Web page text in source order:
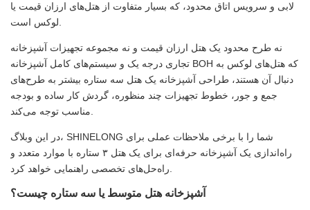
لابی و سرویس اتاق محدود، که بسیار متفاوت از هتل‌های ارزان قیمت یا
لوکس است.
نه طرح محدود یک هتل ارزان قیمت و نه مجموعه تجهیزات آشپزخانه
تجاری درجه یک و سیستم‌های کامل آشپزخانه BOH که هتل‌های لوکس به
دنبال آن هستند، طراحی آشپزخانه یک هتل سه ستاره بیشتر به طرح‌های
جمع و جور، خطوط تجهیزات چند منظوره، گردش کار ساده و بودجه
مناسب توجه می‌کند.
در این وبلاگ، SHINELONG شما را با برخی ملاحظات عملی برای
راه‌اندازی یک آشپزخانه حرفه‌ای برای یک هتل ۳ ستاره با موارد متعدد و
راه‌حل‌های تخصصی راهنمایی خواهد کرد.
آشپزخانه هتل متوسط ​​یا سه ستاره چیست؟